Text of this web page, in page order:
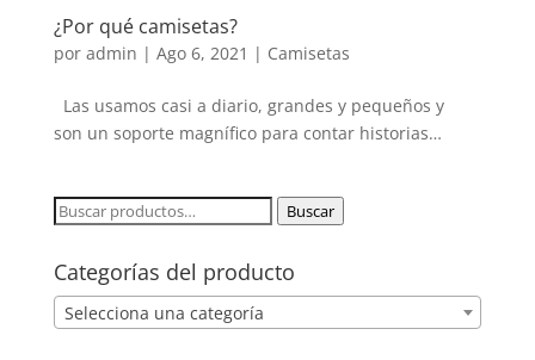
¿Por qué camisetas?
por admin | Ago 6, 2021 | Camisetas
Las usamos casi a diario, grandes y pequeños y
son un soporte magnífico para contar historias…
Buscar
Buscar
Categorías del producto
Selecciona una categoría